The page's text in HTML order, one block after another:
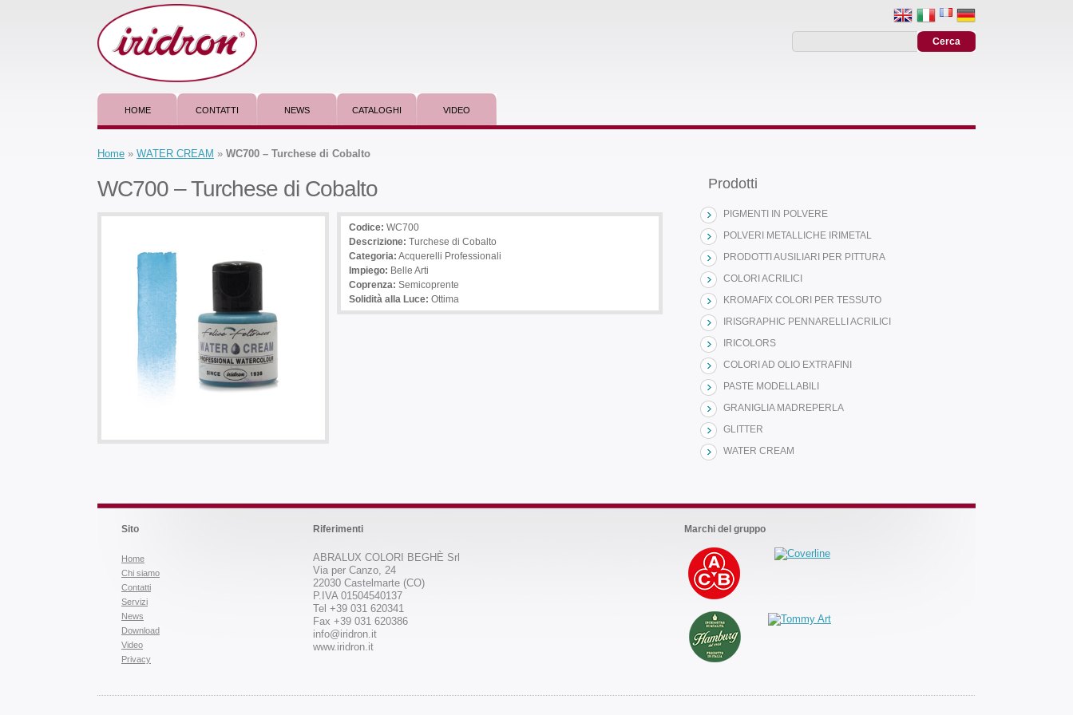
HOME CONTATTI NEWS CATALOGHI VIDEO
Home » WATER CREAM » WC700 – Turchese di Cobalto
WC700 – Turchese di Cobalto
Codice: WC700
Descrizione: Turchese di Cobalto
Categoria: Acquerelli Professionali
Impiego: Belle Arti
Coprenza: Semicoprente
Solidità alla Luce: Ottima
Prodotti
PIGMENTI IN POLVERE
POLVERI METALLICHE IRIMETAL
PRODOTTI AUSILIARI PER PITTURA
COLORI ACRILICI
KROMAFIX COLORI PER TESSUTO
IRISGRAPHIC PENNARELLI ACRILICI
IRICOLORS
COLORI AD OLIO EXTRAFINI
PASTE MODELLABILI
GRANIGLIA MADREPERLA
GLITTER
WATER CREAM
Sito
Home
Chi siamo
Contatti
Servizi
News
Download
Video
Privacy
Riferimenti
ABRALUX COLORI BEGHÈ Srl
Via per Canzo, 24
22030 Castelmarte (CO)
P.IVA 01504540137
Tel +39 031 620341
Fax +39 031 620386
info@iridron.it
www.iridron.it
Marchi del gruppo